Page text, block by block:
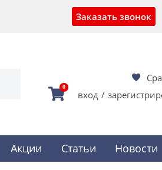
Заказать звонок
0
вход /
Акции Статьи Новости